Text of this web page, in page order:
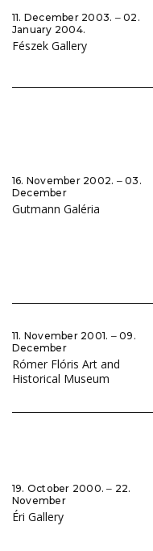
11. December 2003. ‒ 02.
January 2004.
Fészek Gallery
16. November 2002. ‒ 03.
December
Gutmann Galéria
11. November 2001. ‒ 09.
December
Rómer Flóris Art and
Historical Museum
19. October 2000. ‒ 22.
November
Éri Gallery